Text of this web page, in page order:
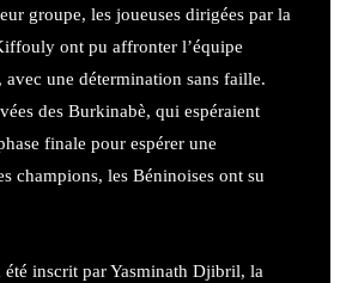
groupe, les joueuses dirigées par la
ont pu affronter l’équipe
une détermination sans faille.
des Burkinabè, qui espéraient
finale pour espérer une
champions, les Béninoises ont su
été inscrit par Yasminath Djibril, la